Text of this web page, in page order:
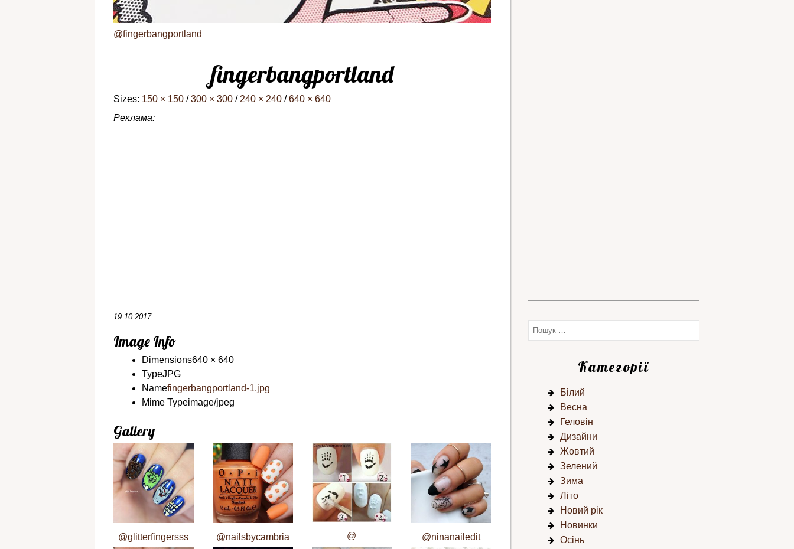
@fingerbangportland
fingerbangportland
Sizes: 150 × 150 / 300 × 300 / 240 × 240 / 640 × 640
Реклама:
19.10.2017
Image Info
Dimensions640 × 640
TypeJPG
Namefingerbangportland-1.jpg
Mime Typeimage/jpeg
Gallery
@glitterfingersss @nailsbycambria @ @ninanailedit
Категорії
Білий
Весна
Геловін
Дизайни
Жовтий
Зелений
Зима
Літо
Новий рік
Новинки
Осінь